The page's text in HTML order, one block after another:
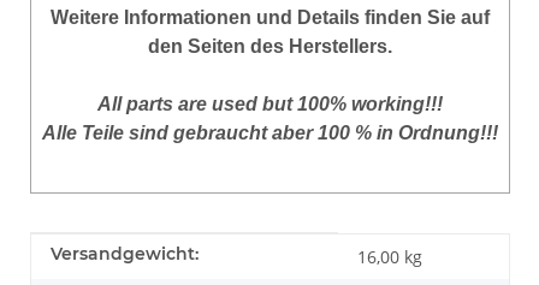
Weitere Informationen und Details finden Sie auf
den Seiten des Herstellers.
All parts are used but 100% working!!!
Alle Teile sind gebraucht aber 100 % in Ordnung!!!
Produkteigenschaft
Wert
Versandgewicht: 16,00 kg